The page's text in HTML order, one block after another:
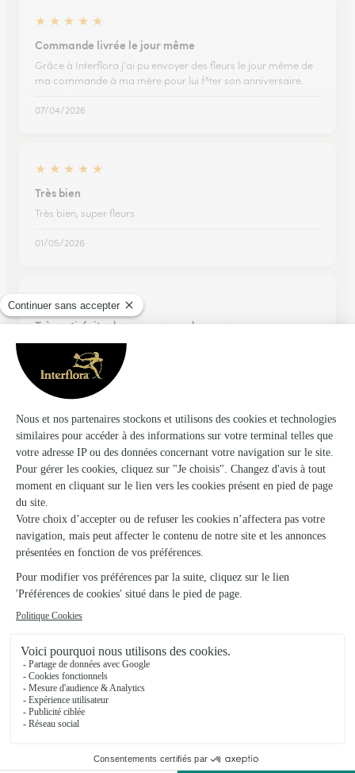
★ ★ ★ ★ ★
Commande livrée le jour même
Grâce à Interflora j'ai pu envoyer des fleurs le jour même de
ma commande à ma mère pour lui f^ter son anniversaire.
07/04/2026
★ ★ ★ ★ ★
Très bien
Très bien, super fleurs
01/05/2026
★ ★ ★ ★ ★
Très satisfaite de ma commande
Très satisfaite de ma commande
16/07/2026
★ ★ ★ ★ ★
Art d'offrir et de surprendre
Belles compositions florales qui embellissent la vie des
personnes que l'on aime. Des senteurs et des couleurs que
chacun peut offrir et recevoir avec joie. Service fiable. Merci !
28/03/2026
Trustpilot Échantillon d'avis clients fourni via Trustpilot.
les avis de la marque Interflora sur Trustpilot
Livraison de fleurs à Saint-Martin-lès-
Seyne et autour : les villes proches
couvertes par le réseau Interflora